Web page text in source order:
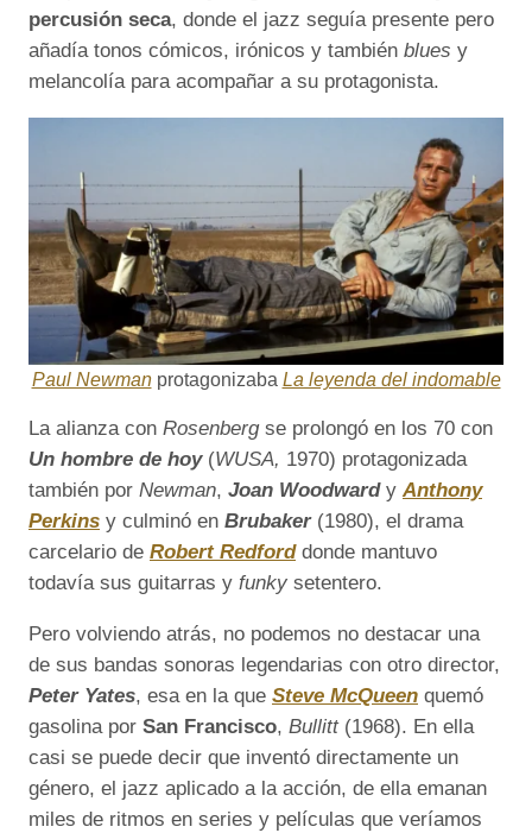
percusión seca, donde el jazz seguía presente pero
añadía tonos cómicos, irónicos y también blues y
melancolía para acompañar a su protagonista.
Paul Newmanprotagonizaba La leyenda del indomable
La alianza con Rosenberg se prolongó en los 70 con
Un hombre de hoy(WUSA, 1970) protagonizada
también por Newman, Joan WoodwardyAnthony
Perkins y culminó en Brubaker(1980), el drama
carcelario de Robert Redforddonde mantuvo
todavía sus guitarras y funky setentero.
Pero volviendo atrás, no podemos no destacar una
de sus bandas sonoras legendarias con otro director,
Peter Yates, esa en la que Steve McQueen quemó
gasolina por San Francisco, Bullitt (1968). En ella
casi se puede decir que inventó directamente un
género, el jazz aplicado a la acción, de ella emanan
miles de ritmos en series y películas que veríamos